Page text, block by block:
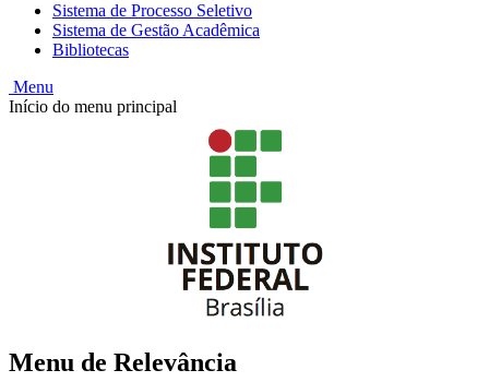
Sistema de Processo Seletivo
Sistema de Gestão Acadêmica
Bibliotecas
Menu
Início do menu principal
Menu de Relevância